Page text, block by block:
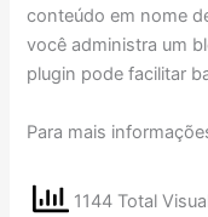
conteúdo em nome
você administra um
plugin pode facilitar
Para mais
1144 Total